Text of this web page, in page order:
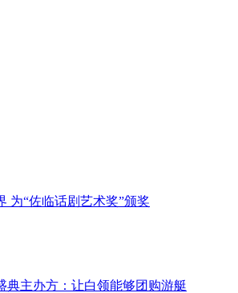
为“佐临话剧艺术奖”颁奖
典主办方：让白领能够团购游艇